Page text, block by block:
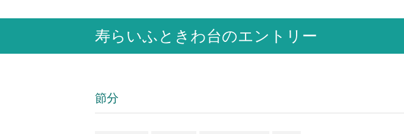
寿らいふときわ台のエントリー
節分